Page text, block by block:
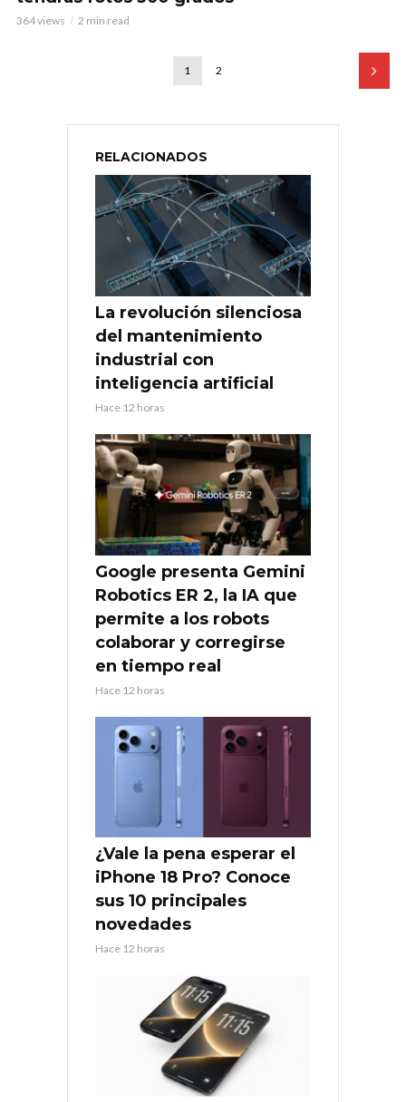
364 views 2 min read
1 2
RELACIONADOS
La revolución silenciosa
del mantenimiento
industrial con
inteligencia artificial
Hace 12 horas
Google presenta Gemini
Robotics ER 2, la IA que
permite a los robots
colaborar y corregirse
en tiempo real
Hace 12 horas
¿Vale la pena esperar el
iPhone 18 Pro? Conoce
sus 10 principales
novedades
Hace 12 horas